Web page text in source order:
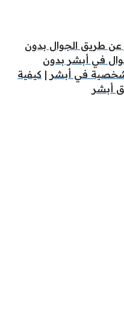
طريق الجوال بدون
في أبشر بدون
في أبشر | كيفية
أبشر